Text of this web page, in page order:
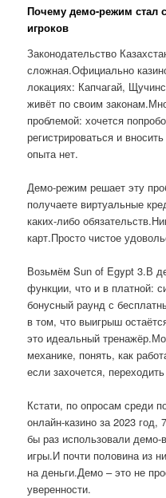
Почему демо-режим стал
игроков
Законодательство
сложная.Официально
локациях: Капчагай,
живёт по своим
проблемой: хочется
регистрироваться и
опыта нет.
Демо-режим решает эту
получаете виртуальные
каких-либо
карт.Просто чистое
Возьмём Sun of Egypt 3.В
функции, что и в платной:
бонусный раунд с
в том, что выигрыш
это идеальный
механике, понять, как
если захочется,
Кстати, по опросам среди
онлайн-казино за 2023 год,
бы раз использовали демо-
игры.И почти половина из
на деньги.Демо – это не
уверенности.